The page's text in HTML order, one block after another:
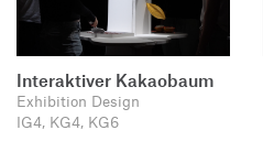
Interaktiver Kakaobaum
Exhibition Design
IG4, KG4, KG6